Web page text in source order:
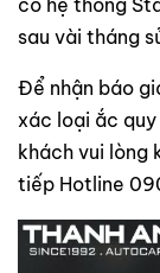
sau vài tháng
Để nhận báo
xác loại ắc
khách vui lòng
tiếp Hotline